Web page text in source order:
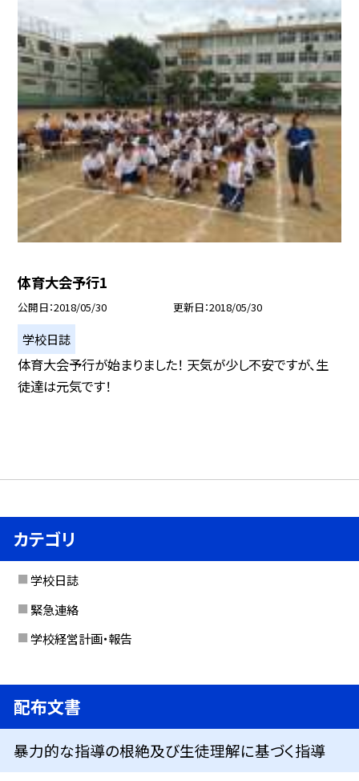
体育大会予行1
公開日 2018/05/30 更新日 2018/05/30
学校日誌
体育大会予行が始まりました！ 天気が少し不安ですが、生
徒達は元気です！
カテゴリ
学校日誌
緊急連絡
学校経営計画・報告
配布文書
暴力的な指導の根絶及び生徒理解に基づく指導